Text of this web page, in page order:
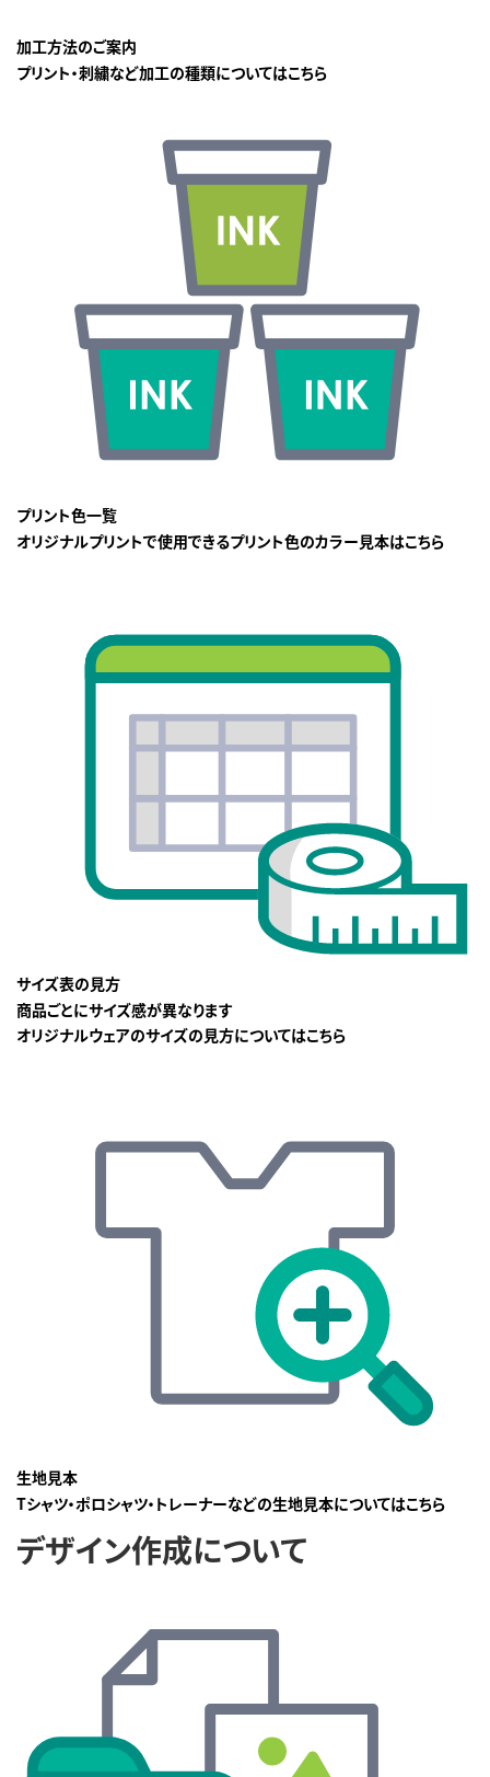
加工方法のご案内
プリント・刺繍など加工の種類についてはこちら
プリント色一覧
オリジナルプリントで使用できるプリント色のカラー見本はこちら
サイズ表の見方
商品ごとにサイズ感が異なります
オリジナルウェアのサイズの見方についてはこちら
生地見本
Tシャツ・ポロシャツ・トレーナーなどの生地見本についてはこちら
デザイン作成について